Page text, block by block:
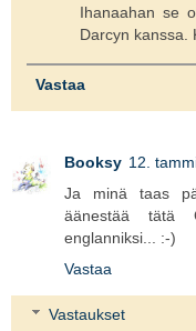
Ihanaahan se
Darcyn kanssa.
Vastaa
Booksy 12.
Ja minä taas
äänestää tätä
englanniksi... :-)
Vastaa
Vastaukset